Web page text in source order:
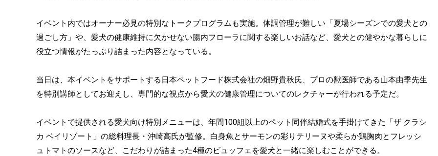
イベント内ではオーナー必見の特別なトークプログラムも実施。体調管理が難しい「夏場シーズンでの愛犬との
過ごし方」や、愛犬の健康維持に欠かせない腸内フローラに関する楽しいお話など、愛犬との健やかな暮らしに
役立つ情報がたっぷり詰まった内容となっている。
当日は、本イベントをサポートする日本ペットフード株式会社の畑野貴秋氏、プロの獣医師である山本由季先生
を特別講師としてお迎えし、専門的な視点から愛犬の健康管理についてのレクチャーが行われる予定だ。
イベントで提供される愛犬向け特別メニューは、年間100組以上のペット同伴結婚式を手掛けてきた「ザ クラシ
カ ベイリゾート」の総料理長・沖崎高氏が監修。白身魚とサーモンの彩りテリーヌや柔らか鶏胸肉とフレッシ
ュトマトのソースなど、こだわりが詰まった4種のビュッフェを愛犬と一緒に楽しむことができる。